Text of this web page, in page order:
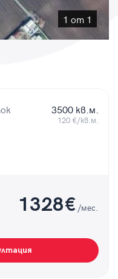
1 от 1
3500 кв.м.
120 €/кв.м.
1328€ /мес.